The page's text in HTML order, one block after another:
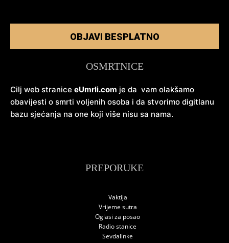
OBJAVI BESPLATNO
OSMRTNICE
Cilj web stranice eUmrli.com je da vam olakšamo
obavijesti o smrti voljenih osoba i da stvorimo digitlanu
bazu sjećanja na one koji više nisu sa nama.
PREPORUKE
Vaktija
Vrijeme sutra
Oglasi za posao
Radio stanice
Sevdalinke